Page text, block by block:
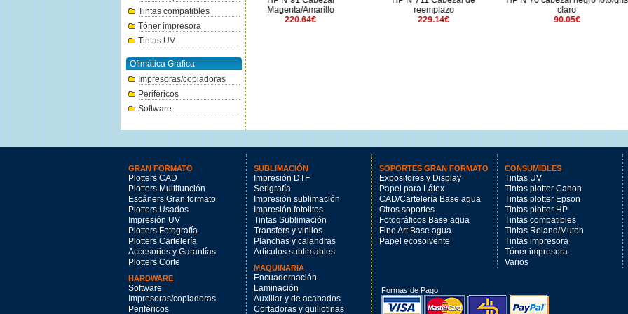
Tintas compatibles
Tóner impresora
Tintas UV
Ofimática Gráfica
Impresoras/copiadoras
Periféricos
Software
Magenta/Amarillo
220.64€
reemplazo
229.14€
claro
90.05€
GRAN FORMATO
Plotters CAD
Plotters Multifunción
Escáners Gran formato
Plotters Usados
Impresión UV
Plotters Fotografía
Plotters Cartelería
Accesorios y Garantías
Plotters Corte
HARDWARE
Software
Impresoras/copiadoras
Periféricos
SUBLIMACIÓN
Impresión DTF
Serigrafía
Impresión sublimación
Impresión fotolitos
Tintas Sublimación
Transfers y vinilos
Planchas y calandras
Artículos sublimables
MAQUINARIA
Encuadernación
Laminación
Auxiliar y de acabados
Cortadoras y guillotinas
SOPORTES GRAN FORMATO
Expositores y Display
Papel para Látex
CAD/Cartelería Base agua
Otros soportes
Fotográficos Base agua
Fine Art Base agua
Papel ecosolvente
CONSUMIBLES
Tintas UV
Tintas plotter Canon
Tintas plotter Epson
Tintas plotter HP
Tintas compatibles
Tintas Roland/Mutoh
Tintas impresora
Tóner impresora
Varios
Formas de Pago